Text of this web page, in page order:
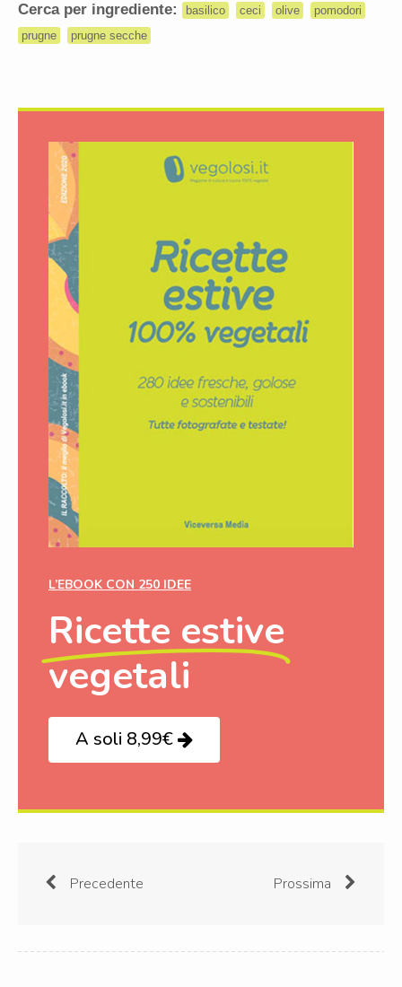
Cerca per ingrediente: basilico ceci olive
pomodori
prugne
prugne secche
L’EBOOK CON 250 IDEE
Ricette estive
vegetali
A soli 8,99€
Precedente Prossima